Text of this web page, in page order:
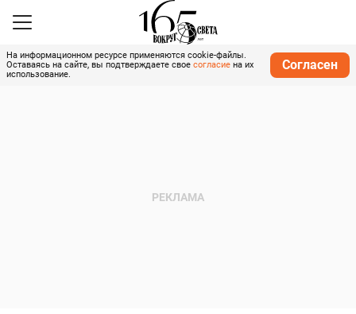
На информационном ресурсе применяются cookie-файлы.
Оставаясь на сайте, вы подтверждаете свое согласие на их
использование.
Согласен